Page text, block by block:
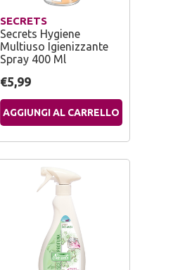
SECRETS
Secrets Hygiene
Multiuso Igienizzante
Spray 400 Ml
€5,99
AGGIUNGI AL CARRELLO